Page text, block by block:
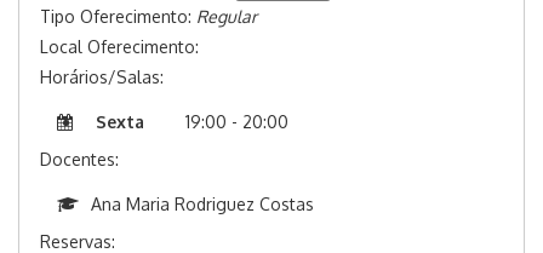
Tipo Oferecimento: Regular
Local Oferecimento:
Horários/Salas:
Sexta
19:00 - 20:00
Docentes:
Ana Maria Rodriguez Costas
Reservas: